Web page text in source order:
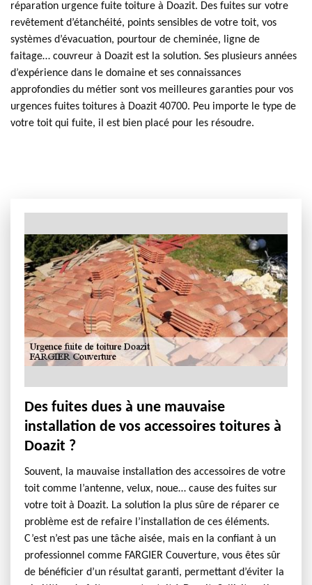
réparation urgence fuite toiture à Doazit. Des fuites sur votre
revêtement d’étanchéité, points sensibles de votre toit, vos
systèmes d’évacuation, pourtour de cheminée, ligne de
faitage… couvreur à Doazit est la solution. Ses plusieurs années
d’expérience dans le domaine et ses connaissances
approfondies du métier sont vos meilleures garanties pour vos
urgences fuites toitures à Doazit 40700. Peu importe le type de
votre toit qui fuite, il est bien placé pour les résoudre.
Des fuites dues à une mauvaise
installation de vos accessoires toitures à
Doazit ?
Souvent, la mauvaise installation des accessoires de votre
toit comme l’antenne, velux, noue… cause des fuites sur
votre toit à Doazit. La solution la plus sûre de réparer ce
problème est de refaire l’installation de ces éléments.
C’est n’est pas une tâche aisée, mais en la confiant à un
professionnel comme FARGIER Couverture, vous êtes sûr
de bénéficier d’un résultat garanti, permettant d’éviter la